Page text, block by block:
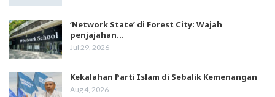
‘Network State’ di Forest City: Wajah
penjajahan…
Jul 29, 2026
Kekalahan Parti Islam di Sebalik Kemenangan
Aug 4, 2026